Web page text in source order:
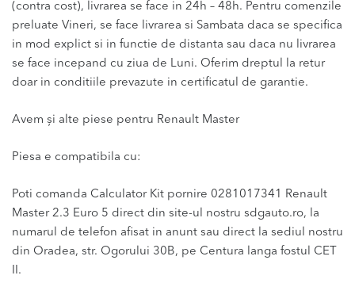
(contra cost), livrarea se face in 24h – 48h. Pentru comenzile
preluate Vineri, se face livrarea si Sambata daca se specifica
in mod explict si in functie de distanta sau daca nu livrarea
se face incepand cu ziua de Luni. Oferim dreptul la retur
doar in conditiile prevazute in certificatul de garantie.
Avem și alte piese pentru Renault Master
Piesa e compatibila cu:
Poti comanda Calculator Kit pornire 0281017341 Renault
Master 2.3 Euro 5 direct din site-ul nostru sdgauto.ro, la
numarul de telefon afisat in anunt sau direct la sediul nostru
din Oradea, str. Ogorului 30B, pe Centura langa fostul CET
II.